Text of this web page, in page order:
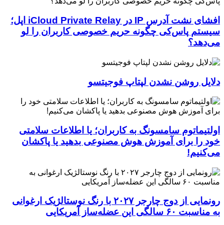
افشای نشت آدرس IP در iCloud Private Relay اپل؛
سیستم پاس‌کی چگونه حریم خصوصی کاربران را لو
می‌دهد؟
دلایل روشن نشدن لپتاپ فوجیتسو
اولتیماتوم سامسونگ به کاربران؛ یا اطلاعات سلامتی
خود را برای آموزش هوش مصنوعی بدهید یا پاکشان
می‌کنیم!
رونمایی از دوج چارجر ۲۰۲۷ با رنگ نوستالژیک ارغوانی
به مناسبت ۶۰ سالگی این عضله‌ساز آمریکایی